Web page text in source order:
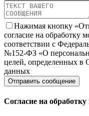
Нажимая кнопку
согласие на обработку
соответствии с
№152-ФЗ «О
целей, определенных в
данных
Согласие на